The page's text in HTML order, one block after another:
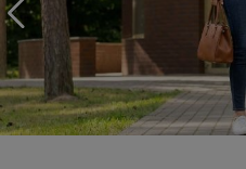
Līdz brīnišķīgai